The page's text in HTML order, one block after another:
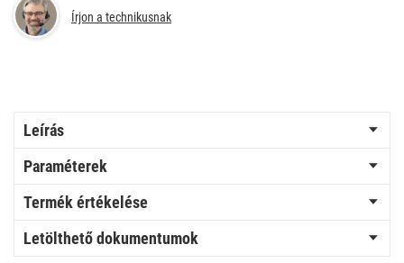
Írjon a technikusnak
Leírás
Paraméterek
Termék értékelése
Letölthető dokumentumok